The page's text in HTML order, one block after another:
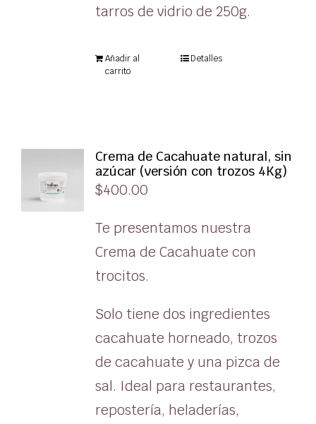
tarros de vidrio de 250g.
Añadir al
carrito
Detalles
Crema de Cacahuate natural, sin
azúcar (versión con trozos 4Kg)
$400.00
Te presentamos nuestra
Crema de Cacahuate con
trocitos.
Solo tiene dos ingredientes
cacahuate horneado, trozos
de cacahuate y una pizca de
sal. Ideal para restaurantes,
repostería, heladerías,